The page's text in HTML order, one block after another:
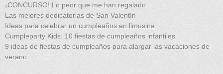
¡CONCURSO! Lo peor que me han regalado
Las mejores dedicatorias de San Valentín
Ideas para celebrar un cumpleaños en limusina
Cumpleparty Kids: 10 fiestas de cumpleaños infantiles
9 ideas de fiestas de cumpleaños para alargar las vacaciones de
verano